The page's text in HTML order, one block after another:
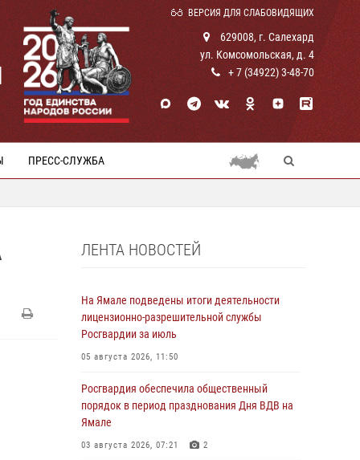
ВЕРСИЯ ДЛЯ СЛАБОВИДЯЩИХ
629008, г. Салехард
ул. Комсомольская, д. 4
+ 7 (34922) 3-48-70
ПРЕСС-СЛУЖБА
ЛЕНТА НОВОСТЕЙ
На Ямале подведены итоги деятельности
лицензионно-разрешительной службы
Росгвардии за июль
05 августа 2026, 11:50
Росгвардия обеспечила общественный
порядок в период празднования Дня ВДВ на
Ямале
03 августа 2026, 07:21 2